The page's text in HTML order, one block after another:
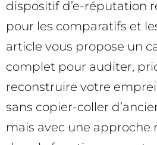
dispositif d’e-réputation
pour les comparatifs et
article vous propose un
complet pour auditer,
reconstruire votre
sans copier-coller
mais avec une approche